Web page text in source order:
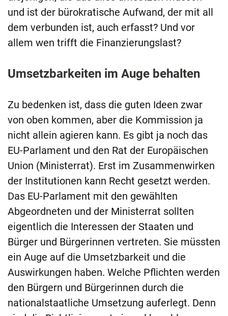
und ist der bürokratische Aufwand, der mit all
dem verbunden ist, auch erfasst? Und vor
allem wen trifft die Finanzierungslast?
Umsetzbarkeiten im Auge behalten
Zu bedenken ist, dass die guten Ideen zwar
von oben kommen, aber die Kommission ja
nicht allein agieren kann. Es gibt ja noch das
EU-Parlament und den Rat der Europäischen
Union (Ministerrat). Erst im Zusammenwirken
der Institutionen kann Recht gesetzt werden.
Das EU-Parlament mit den gewählten
Abgeordneten und der Ministerrat sollten
eigentlich die Interessen der Staaten und
Bürger und Bürgerinnen vertreten. Sie müssten
ein Auge auf die Umsetzbarkeit und die
Auswirkungen haben. Welche Pflichten werden
den Bürgern und Bürgerinnen durch die
nationalstaatliche Umsetzung auferlegt. Denn